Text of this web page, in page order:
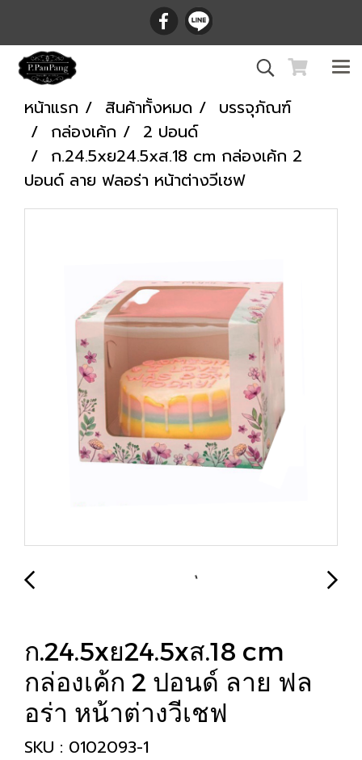
หน้าแรก สินค้าทั้งหมด
บรรจุภัณฑ์
กล่องเค้ก
2 ปอนด์
ก.24.5xย24.5xส.18 cm กล่องเค้ก 2
ปอนด์ ลาย ฟลอร่า หน้าต่างวีเชฟ
ก.24.5xย24.5xส.18 cm
กล่องเค้ก 2 ปอนด์ ลาย ฟล
อร่า หน้าต่างวีเชฟ
SKU : 0102093-1